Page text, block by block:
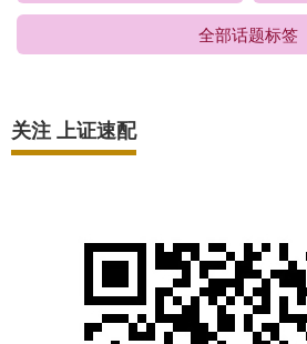
全部话题标签
关注 上证速配